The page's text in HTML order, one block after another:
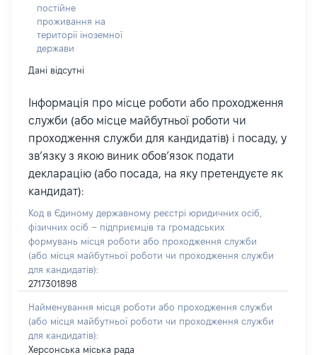
постійне
проживання на
території іноземної
держави
Дані відсутні
Інформація про місце роботи або проходження
служби (або місце майбутньої роботи чи
проходження служби для кандидатів) і посаду, у
зв’язку з якою виник обов’язок подати
декларацію (або посада, на яку претендуєте як
кандидат):
Код в Єдиному державному реєстрі юридичних осіб,
фізичних осіб – підприємців та громадських
формувань місця роботи або проходження служби
(або місця майбутньої роботи чи проходження служби
для кандидатів):
2717301898
Найменування місця роботи або проходження служби
(або місця майбутньої роботи чи проходження служби
для кандидатів):
Херсонська міська рада